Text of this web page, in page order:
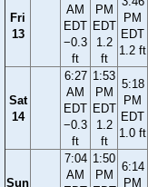
Fri
13
AM
EDT
−0.3
ft
PM
EDT
1.2
ft
PM
EDT
1.2 ft
Sat
14
6:27
AM
EDT
−0.3
ft
1:53
PM
EDT
1.2
ft
5:18
PM
EDT
1.0 ft
Sun
7:04
AM
1:50
PM
6:14
PM